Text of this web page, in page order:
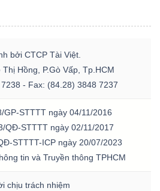
bởi CTCP Tài Việt.
Hồng, P.Gò Vấp, Tp.HCM
- Fax: (84.28) 3848 7237
GP-STTTT ngày 04/11/2016
QĐ-STTTT ngày 02/11/2017
STTTT-ICP ngày 20/07/2023
tin và Truyền thông TPHCM
chịu trách nhiệm